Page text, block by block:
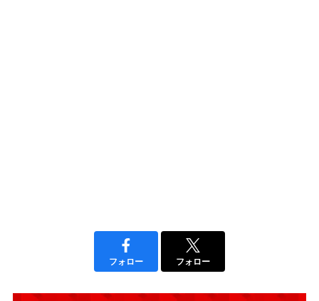
フォロー フォロー